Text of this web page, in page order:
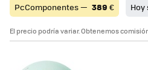
PcComponentes — 389 € Hoy
El precio podría variar. Obtenemos